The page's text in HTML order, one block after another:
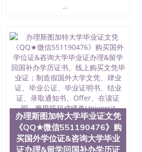
...
办理斯图加特大学毕业证文凭
《QQ★微信551190476》购
买国外学位证&咨询大学毕业
证办理&留学回国补办学历证